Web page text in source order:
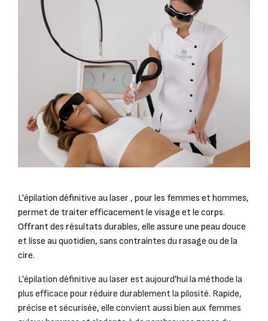
L'épilation définitive au laser , pour les femmes et hommes,
permet de traiter efficacement le visage et le corps.
Offrant des résultats durables, elle assure une peau douce
et lisse au quotidien, sans contraintes du rasage ou de la
cire.
L'épilation définitive au laser est aujourd'hui la méthode la
plus efficace pour réduire durablement la pilosité. Rapide,
précise et sécurisée, elle convient aussi bien aux femmes